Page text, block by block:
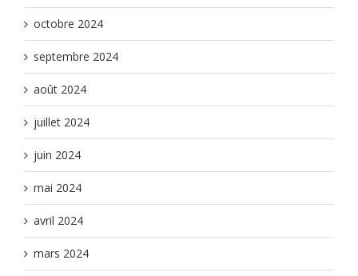
octobre 2024
septembre 2024
août 2024
juillet 2024
juin 2024
mai 2024
avril 2024
mars 2024